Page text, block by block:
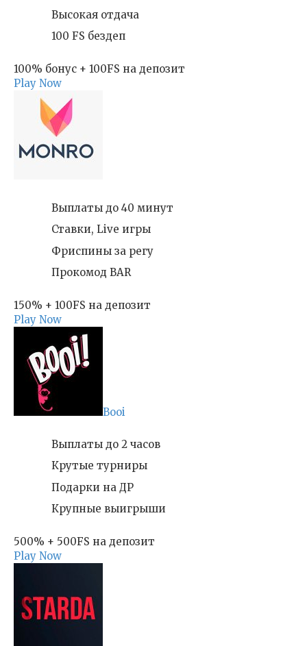
Высокая отдача
100 FS бездеп
100% бонус + 100FS на депозит
Play Now
Выплаты до 40 минут
Ставки, Live игры
Фриспины за регу
Прокомод BAR
150% + 100FS на депозит
Play Now
Booi
Выплаты до 2 часов
Крутые турниры
Подарки на ДР
Крупные выигрыши
500% + 500FS на депозит
Play Now